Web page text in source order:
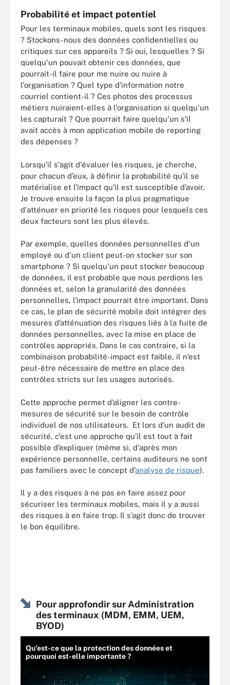
Probabilité et impact potentiel
Pour les terminaux mobiles, quels sont les risques
? Stockons-nous des données confidentielles ou
critiques sur ces appareils ? Si oui, lesquelles ? Si
quelqu'un pouvait obtenir ces données, que
pourrait-il faire pour me nuire ou nuire à
l'organisation ? Quel type d'information notre
courriel contient-il ? Ces photos des processus
métiers nuiraient-elles à l'organisation si quelqu'un
les capturait ? Que pourrait faire quelqu'un s'il
avait accès à mon application mobile de reporting
des dépenses ?
Lorsqu'il s'agit d'évaluer les risques, je cherche,
pour chacun d’eux, à définir la probabilité qu’il se
matérialise et l’impact qu’il est susceptible d’avoir.
Je trouve ensuite la façon la plus pragmatique
d'atténuer en priorité les risques pour lesquels ces
deux facteurs sont les plus élevés.
Par exemple, quelles données personnelles d'un
employé ou d'un client peut-on stocker sur son
smartphone ? Si quelqu'un peut stocker beaucoup
de données, il est probable que nous perdions les
données et, selon la granularité des données
personnelles, l'impact pourrait être important. Dans
ce cas, le plan de sécurité mobile doit intégrer des
mesures d’atténuation des risques liés à la fuite de
données personnelles, avec la mise en place de
contrôles appropriés. Dans le cas contraire, si la
combinaison probabilité-impact est faible, il n’est
peut-être nécessaire de mettre en place des
contrôles stricts sur les usages autorisés.
Cette approche permet d’aligner les contre-
mesures de sécurité sur le besoin de contrôle
individuel de nos utilisateurs. Et lors d’un audit de
sécurité, c'est une approche qu’il est tout à fait
possible d’expliquer (même si, d'après mon
expérience personnelle, certains auditeurs ne sont
pas familiers avec le concept d’analyse de risque).
Il y a des risques à ne pas en faire assez pour
sécuriser les terminaux mobiles, mais il y a aussi
des risques à en faire trop. Il s’agit donc de trouver
le bon équilibre.
Pour approfondir sur Administration
des terminaux (MDM, EMM, UEM,
BYOD)
Qu'est-ce que la protection des données et
pourquoi est-elle importante ?